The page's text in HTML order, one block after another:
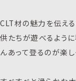
CLT材の魅力を伝え
供たちが遊べるよう
んあって登るのが楽